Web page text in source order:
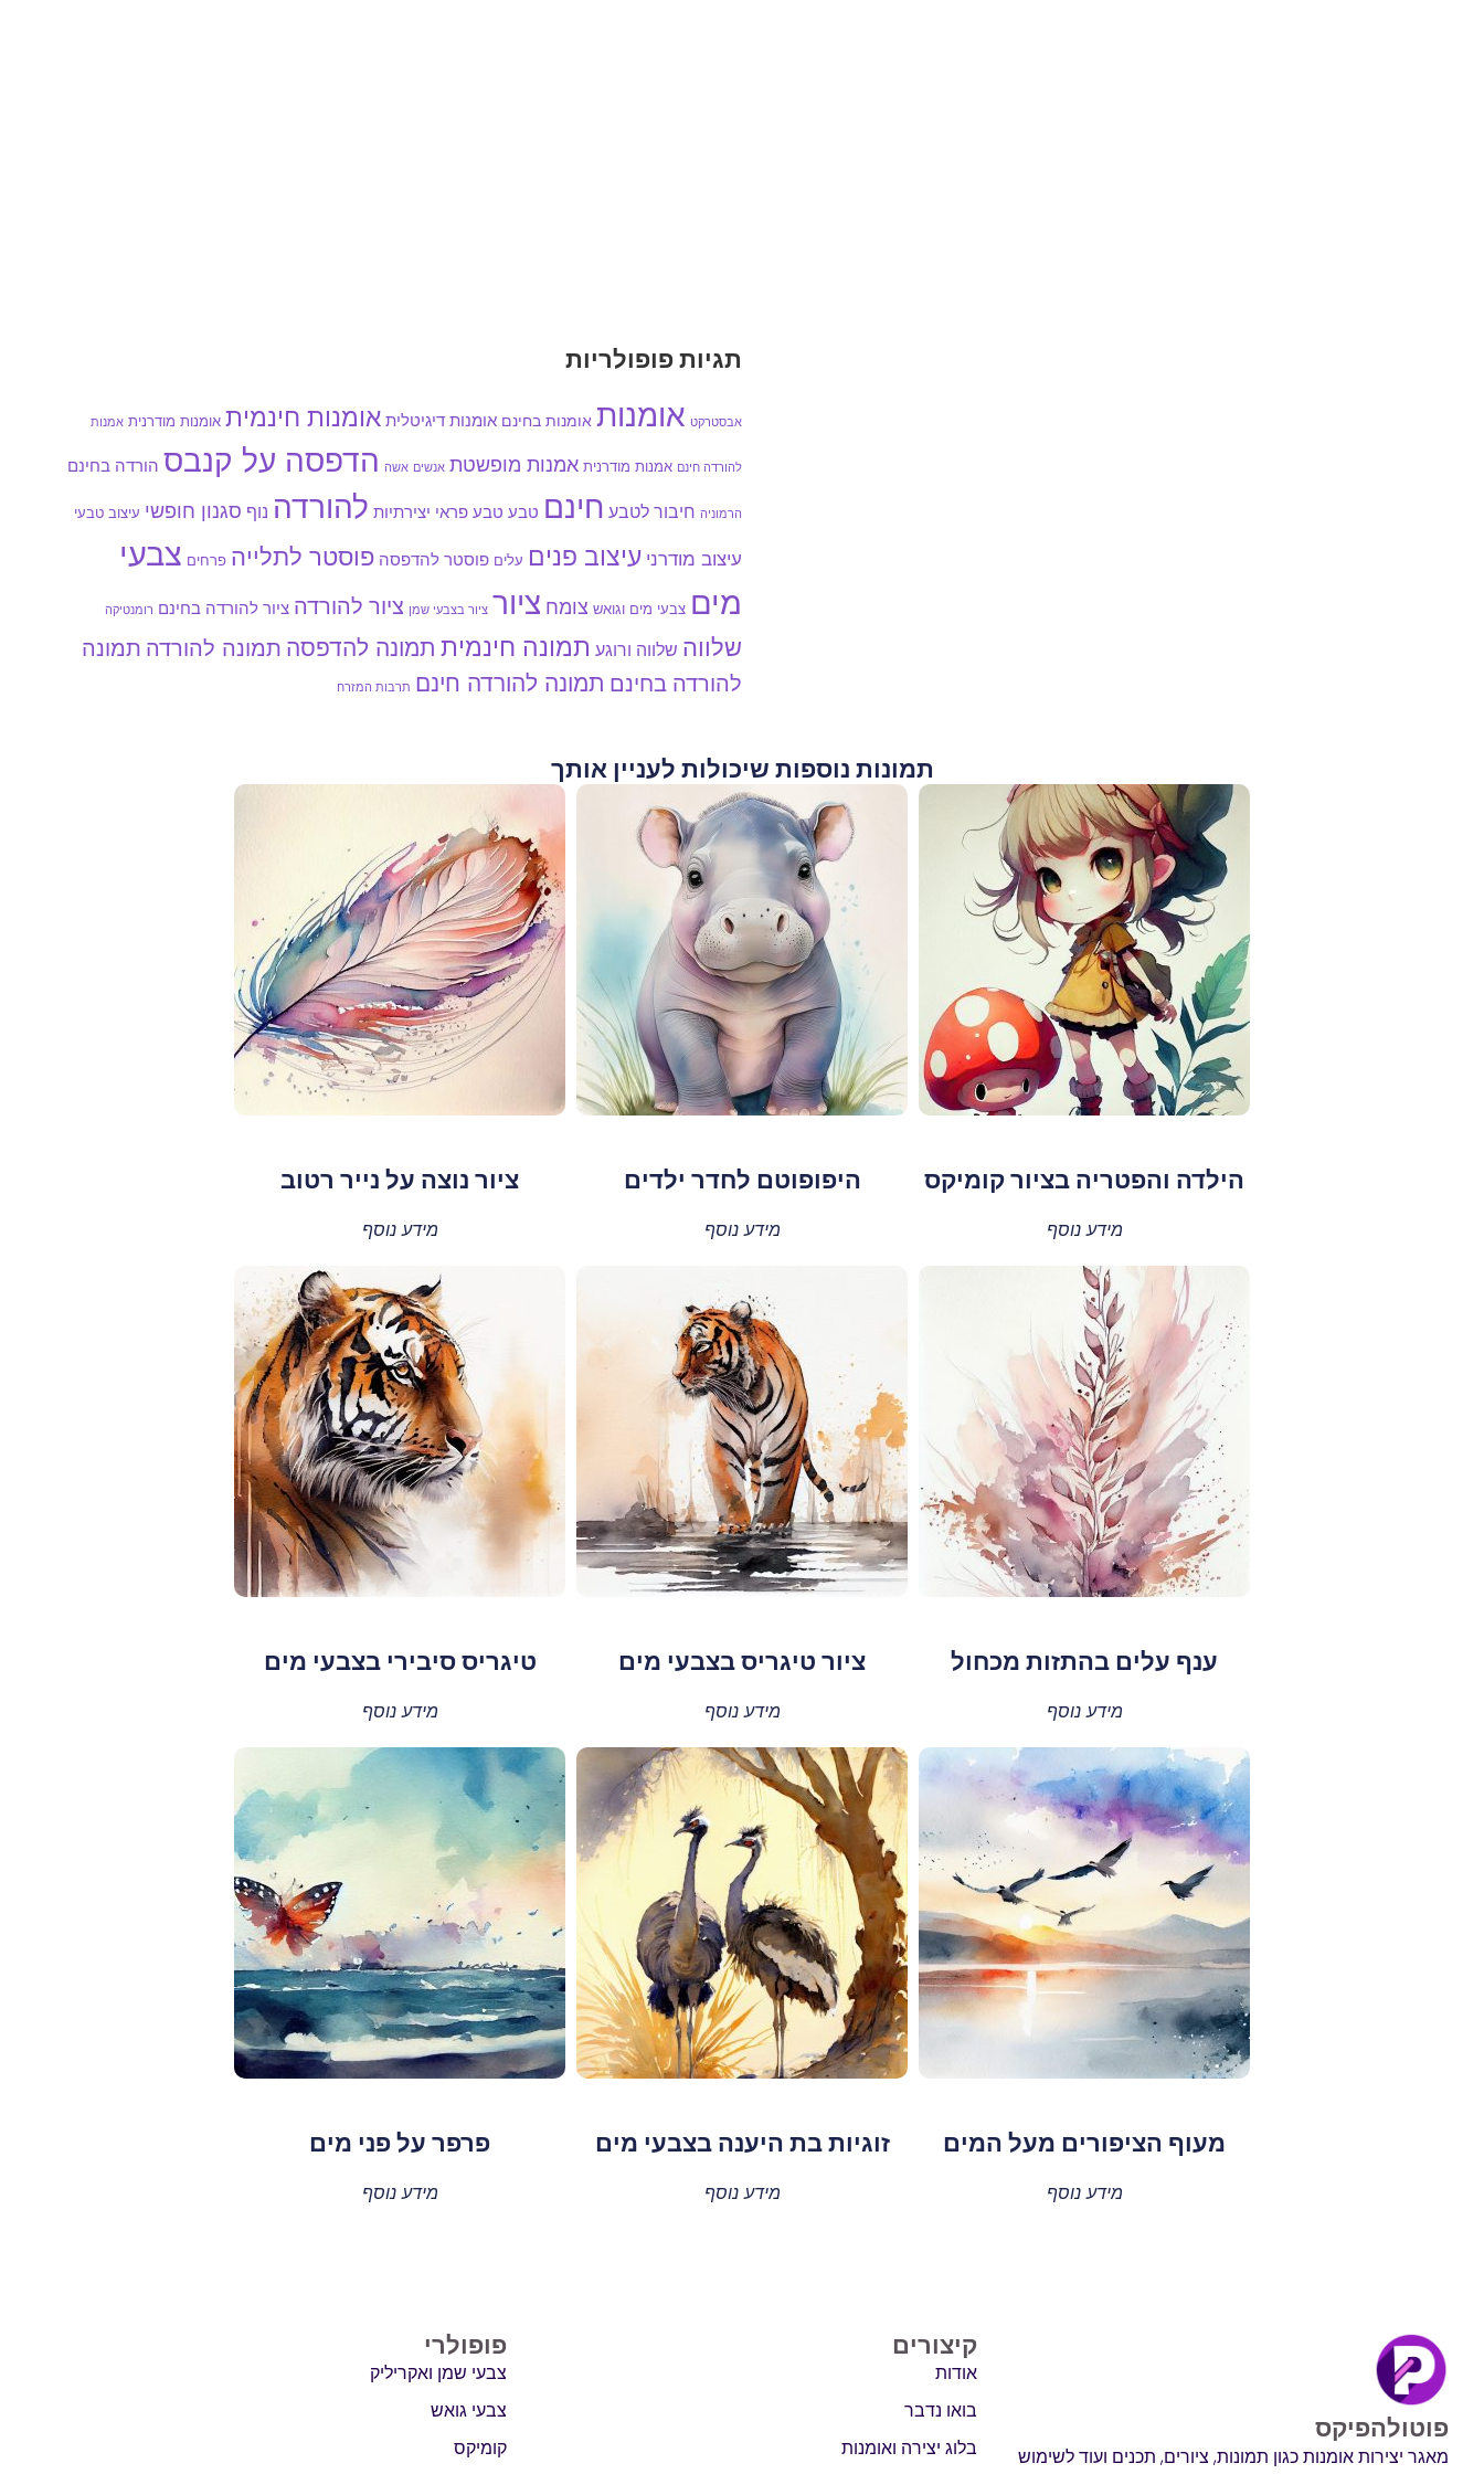
תגיות פופולריות
אבסטרקט אומנות אומנות בחינם אומנות דיגיטלית אומנות חינמית אומנות מודרנית אמנות
להורדה חינם אמנות מודרנית אמנות מופשטת אנשים אשה הדפסה על קנבס הורדה בחינם
הרמוניה חיבור לטבע חינם טבע טבע פראי יצירתיות להורדה נוף סגנון חופשי עיצוב טבעי
עיצוב מודרני עיצוב פנים עלים פוסטר להדפסה פוסטר לתלייה פרחים צבעי
מים צבעי מים וגואש צומח ציור ציור בצבעי שמן ציור להורדה ציור להורדה בחינם רומנטיקה
שלווה שלווה ורוגע תמונה חינמית תמונה להדפסה תמונה להורדה תמונה
להורדה בחינם תמונה להורדה חינם תרבות המזרח
תמונות נוספות שיכולות לעניין אותך
הילדה והפטריה בציור קומיקס
מידע נוסף
היפופוטם לחדר ילדים
מידע נוסף
ציור נוצה על נייר רטוב
מידע נוסף
ענף עלים בהתזות מכחול
מידע נוסף
ציור טיגריס בצבעי מים
מידע נוסף
טיגריס סיבירי בצבעי מים
מידע נוסף
מעוף הציפורים מעל המים
מידע נוסף
זוגיות בת היענה בצבעי מים
מידע נוסף
פרפר על פני מים
מידע נוסף
פוטולהפיקס
מאגר יצירות אומנות כגון תמונות, ציורים, תכנים ועוד לשימוש
קיצורים
אודות
בואו נדבר
בלוג יצירה ואומנות
פופולרי
צבעי שמן ואקריליק
צבעי גואש
קומיקס